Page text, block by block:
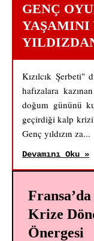
GENÇ
YAŞAMINI
Kızılcık Şerbeti"
hafızalara
doğum gününü
geçirdiği kalp krizi
Genç yıldızın za...
Devamını Oku »
Fransa’da
Krize
Önergesi